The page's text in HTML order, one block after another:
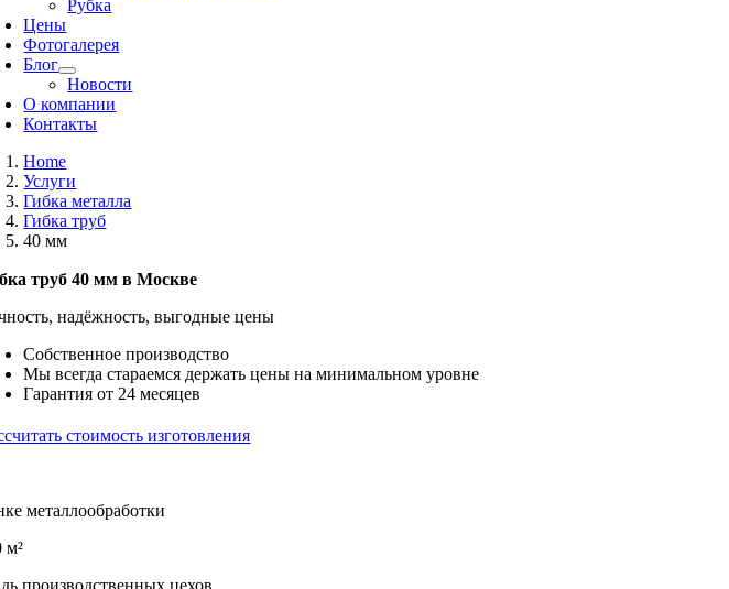
Рубка
Цены
Фотогалерея
Блог
Новости
О компании
Контакты
Home
Услуги
Гибка металла
Гибка труб
40 мм
труб 40 мм в Москве
надёжность, выгодные цены
Собственное производство
Мы всегда стараемся держать цены на минимальном уровне
Гарантия от 24 месяцев
стоимость изготовления
металлообработки
м²
производственных цехов